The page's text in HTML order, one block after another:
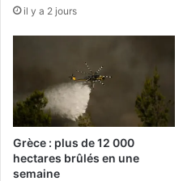
il y a 2 jours
Grèce : plus de 12 000
hectares brûlés en une
semaine